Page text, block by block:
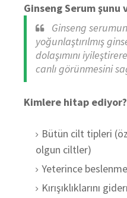
Ginseng Serum şunu
Ginseng
yoğunlaştırılmış
dolaşımını
canlı görünmesini
Kimlere hitap ediyor?
Bütün cilt tipleri
olgun ciltler)
Yeterince
Kırışıklıklarını